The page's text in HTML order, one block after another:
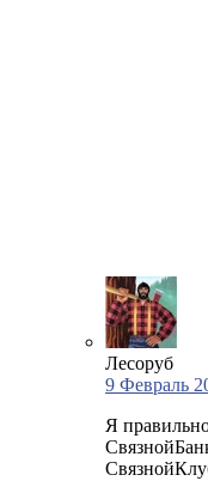
Лесоруб
9 Февраль
Я